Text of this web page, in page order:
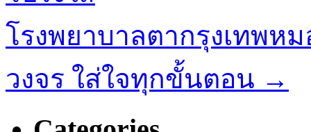
โรงพยาบาลตากรุงเทพห
วงจร ใส่ใจทุกขั้นตอน →